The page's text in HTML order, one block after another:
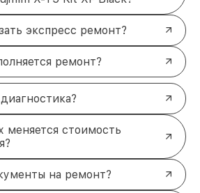
экспресс ремонт?
ремонт?
меняется стоимость
на ремонт?